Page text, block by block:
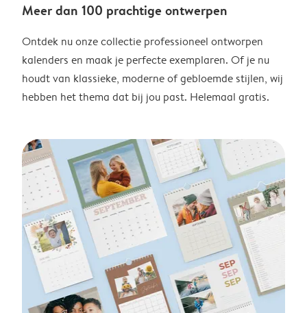
Meer dan 100 prachtige ontwerpen
Ontdek nu onze collectie professioneel ontworpen
kalenders en maak je perfecte exemplaren. Of je nu
houdt van klassieke, moderne of gebloemde stijlen, wij
hebben het thema dat bij jou past. Helemaal gratis.